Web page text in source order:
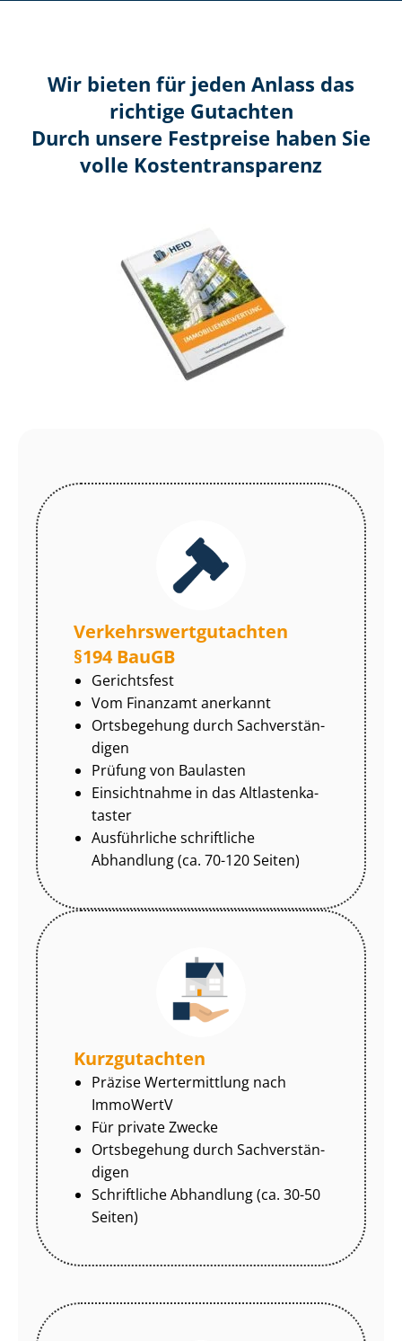
Wir bieten für jeden Anlass das
richtige Gutachten
Durch unsere Festpreise haben Sie
volle Kosten­transparenz
Ver­kehrs­wert­gut­ach­ten
§194 BauGB
Gerichtsfest
Vom Finanzamt anerkannt
Ortsbegehung durch Sach­ver­stän­
di­gen
Prüfung von Baulasten
Einsichtnahme in das Alt­las­ten­ka­
tas­ter
Ausführliche schriftliche
Abhandlung (ca. 70-120 Seiten)
Kurzgutachten
Präzise Wertermittlung nach
ImmoWertV
Für private Zwecke
Ortsbegehung durch Sach­ver­stän­
di­gen
Schriftliche Abhandlung (ca. 30-50
Seiten)